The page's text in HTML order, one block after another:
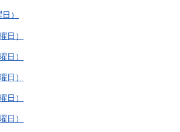
）
日）
日）
日）
日）
日）